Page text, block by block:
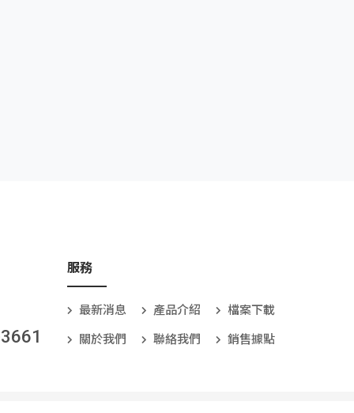
服務
最新消息 產品介紹 檔案下載
關於我們 聯絡我們 銷售據點